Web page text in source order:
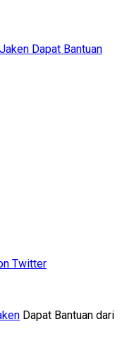
Twitter
Dapat Bantuan dari